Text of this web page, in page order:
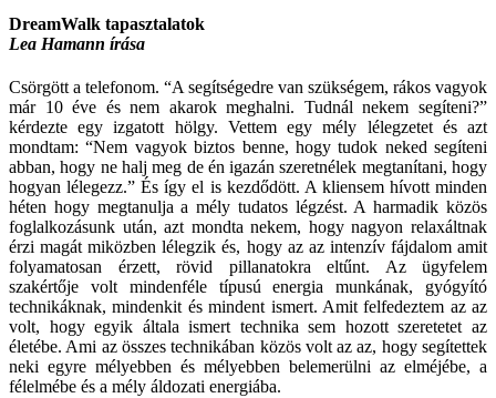
DreamWalk tapasztalatok
Lea Hamann írása
Csörgött a telefonom. “A segítségedre van szükségem, rákos vagyok
már 10 éve és nem akarok meghalni. Tudnál nekem segíteni?”
kérdezte egy izgatott hölgy. Vettem egy mély lélegzetet és azt
mondtam: “Nem vagyok biztos benne, hogy tudok neked segíteni
abban, hogy ne halj meg de én igazán szeretnélek megtanítani, hogy
hogyan lélegezz.” És így el is kezdődött. A kliensem hívott minden
héten hogy megtanulja a mély tudatos légzést. A harmadik közös
foglalkozásunk után, azt mondta nekem, hogy nagyon relaxáltnak
érzi magát miközben lélegzik és, hogy az az intenzív fájdalom amit
folyamatosan érzett, rövid pillanatokra eltűnt. Az ügyfelem
szakértője volt mindenféle típusú energia munkának, gyógyító
technikáknak, mindenkit és mindent ismert. Amit felfedeztem az az
volt, hogy egyik általa ismert technika sem hozott szeretetet az
életébe. Ami az összes technikában közös volt az az, hogy segítettek
neki egyre mélyebben és mélyebben belemerülni az elméjébe, a
félelmébe és a mély áldozati energiába.